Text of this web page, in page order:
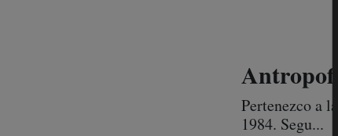
Pertenezco a
1984. Segu...